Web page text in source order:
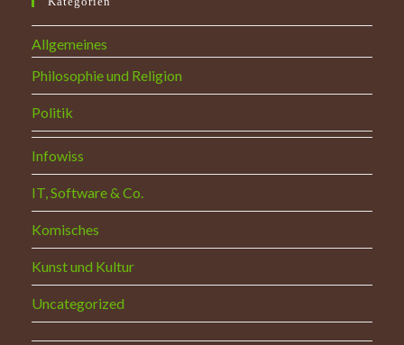
Allgemeines
Philosophie und Religion
Politik
Infowiss
IT, Software & Co.
Komisches
Kunst und Kultur
Uncategorized